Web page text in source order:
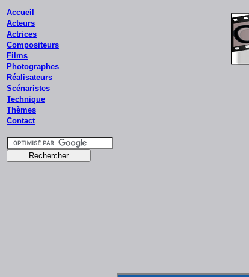
Accueil
Acteurs
Actrices
Compositeurs
Films
Photographes
Réalisateurs
Scénaristes
Technique
Thèmes
Contact